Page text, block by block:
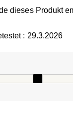
dieses Produkt
: 29.3.2026